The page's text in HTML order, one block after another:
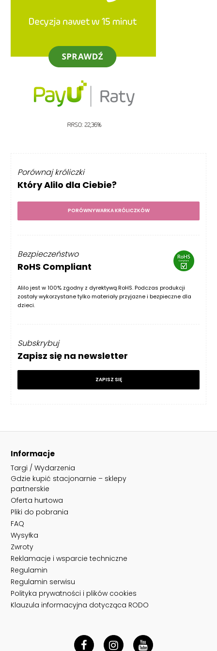
Porównaj króliczki
Który Alilo dla Ciebie?
PORÓWNYWARKA KRÓLICZKÓW
Bezpieczeństwo
RoHS Compliant
Alilo jest w 100% zgodny z dyrektywą RoHS. Podczas produkcji
zostały wykorzystane tylko materiały przyjazne i bezpieczne dla
dzieci.
Subskrybuj
Zapisz się na newsletter
ZAPISZ SIĘ
Informacje
Targi / Wydarzenia
Gdzie kupić stacjonarnie – sklepy
partnerskie
Oferta hurtowa
Pliki do pobrania
FAQ
Wysyłka
Zwroty
Reklamacje i wsparcie techniczne
Regulamin
Regulamin serwisu
Polityka prywatności i plików cookies
Klauzula informacyjna dotycząca RODO